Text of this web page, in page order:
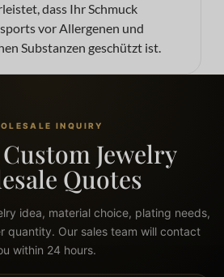
dass Ihr Schmuck
vor Allergenen und
Substanzen geschützt ist.
INQUIRY
Jewelry
Quotes
idea, material choice, plating needs,
quantity. Our sales team will contact
within 24 hours.